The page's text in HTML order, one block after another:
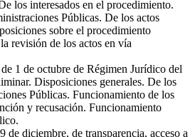
los interesados en el procedimiento.
Públicas. De los actos
sobre el procedimiento
revisión de los actos en vía
1 de octubre de Régimen Jurídico del
Disposiciones generales. De los
Públicas. Funcionamiento de los
y recusación. Funcionamiento
de diciembre, de transparencia, acceso a